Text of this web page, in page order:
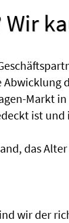
Markt
ist und
das
wir der